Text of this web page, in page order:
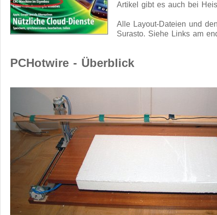
Artikel gibt es auch bei
Alle Layout-Dateien und
Surasto. Siehe Links am
PCHotwire - Überblick